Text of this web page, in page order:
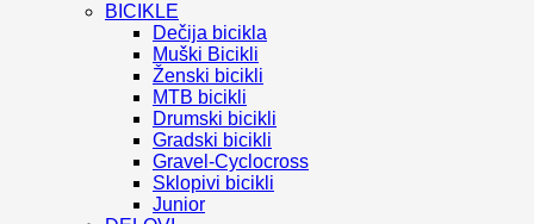
BICIKLE
Dečija bicikla
Muški Bicikli
Ženski bicikli
MTB bicikli
Drumski bicikli
Gradski bicikli
Gravel-Cyclocross
Sklopivi bicikli
Junior